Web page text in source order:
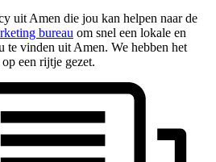
uit Amen die jou kan helpen naar de
bureau om snel een lokale en
te vinden uit Amen. We hebben het
een rijtje gezet.